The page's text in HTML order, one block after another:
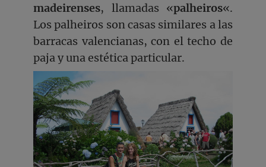
madeirenses, llamadas «palheiros«.
Los palheiros son casas similares a las
barracas valencianas, con el techo de
paja y una estética particular.